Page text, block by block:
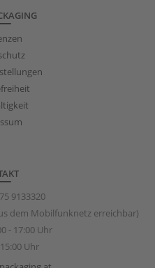
9133320
dem Mobilfunknetz erreichbar)
- 17:00 Uhr
Uhr